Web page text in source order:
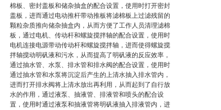
棉板、密封盖板和储杂抽盒的配合设置，使用时打开密封
盖板，进而通过电动推杆带动推板将滤棉板上过滤残留的
颗粒杂质推向储杂抽盒内，从而方便了工作人员清理滤棉
板，通过电机、传动杆和螺旋搅拌轴的配合设置，使用时
电机连接电源带动传动杆和螺旋搅拌轴，进而使得螺旋搅
拌轴搅动明矾液和污水，从而提高了明矾液的反应效率，
通过抽水管、水泵、排水管和排水阀的配合设置，使用时
通过抽水管和水泵将沉淀后产生的上清水抽入排水管内，
进而打开排水阀将上清水放出再利用，从而起到了自行放
水的作用，通过液泵、抽液管、排液管和喷头的配合设
置，使用时通过液泵和抽液管将明矾液抽入排液管内，进